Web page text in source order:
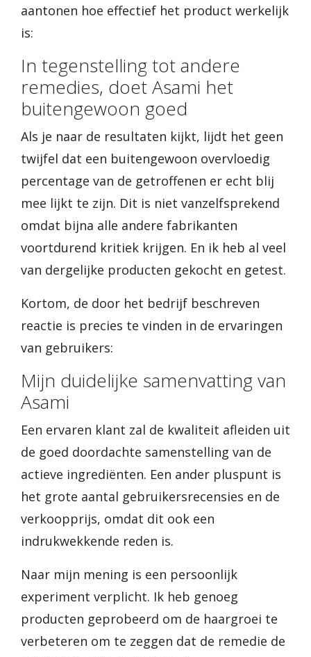
aantonen hoe effectief het product werkelijk
is:
In tegenstelling tot andere
remedies, doet Asami het
buitengewoon goed
Als je naar de resultaten kijkt, lijdt het geen
twijfel dat een buitengewoon overvloedig
percentage van de getroffenen er echt blij
mee lijkt te zijn. Dit is niet vanzelfsprekend
omdat bijna alle andere fabrikanten
voortdurend kritiek krijgen. En ik heb al veel
van dergelijke producten gekocht en getest.
Kortom, de door het bedrijf beschreven
reactie is precies te vinden in de ervaringen
van gebruikers:
Mijn duidelijke samenvatting van
Asami
Een ervaren klant zal de kwaliteit afleiden uit
de goed doordachte samenstelling van de
actieve ingrediënten. Een ander pluspunt is
het grote aantal gebruikersrecensies en de
verkoopprijs, omdat dit ook een
indrukwekkende reden is.
Naar mijn mening is een persoonlijk
experiment verplicht. Ik heb genoeg
producten geprobeerd om de haargroei te
verbeteren om te zeggen dat de remedie de